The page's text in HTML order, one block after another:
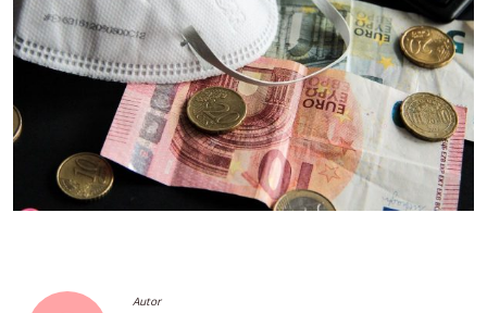
Autor